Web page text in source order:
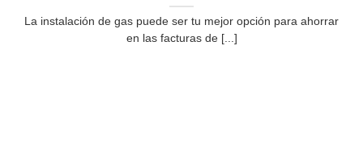
La instalación de gas puede ser tu mejor opción para ahorrar
en las facturas de [...]